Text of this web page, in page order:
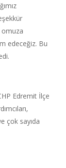
edeceğiz. Bu
Edremit İlçe
çok sayıda